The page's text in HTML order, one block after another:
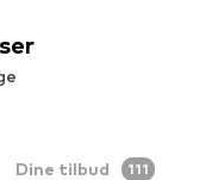
Dine tilbud 111